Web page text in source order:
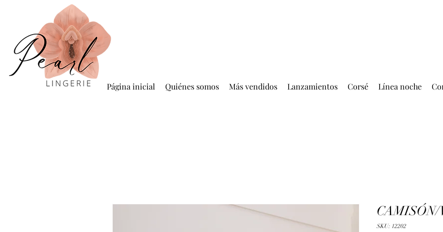
Página inicial Quiénes somos Más vendidos Lanzamientos Corsé Línea noche
SKU: 12202